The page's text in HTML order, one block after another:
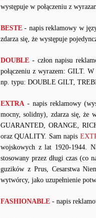
występuje w połączeniu z
BESTE - napis reklamowy w
zdarza się, że występuje
DOUBLE - człon napisu
połączeniu z wyrazem: GILT.
np. typu: DOUBLE GILT,
EXTRA - napis reklamowy
mocny, solidny), zdarza się, że
GUARANTED, ORANGE,
oraz QUALITY. Sam napis
wojskowych z lat 1920-1944.
stosowany przez długi czas
guzików z Prus, Cesarstwa
wytwórcy, jako uzupełnienie
FASHIONABLE - napis